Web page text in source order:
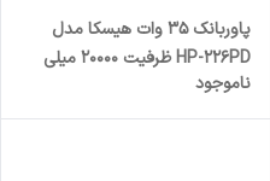
پاوربانک 35 وات هیسکا مدل
HP-226PD ظرفیت 20000 میلی
آمپر ساعت
ناموجود